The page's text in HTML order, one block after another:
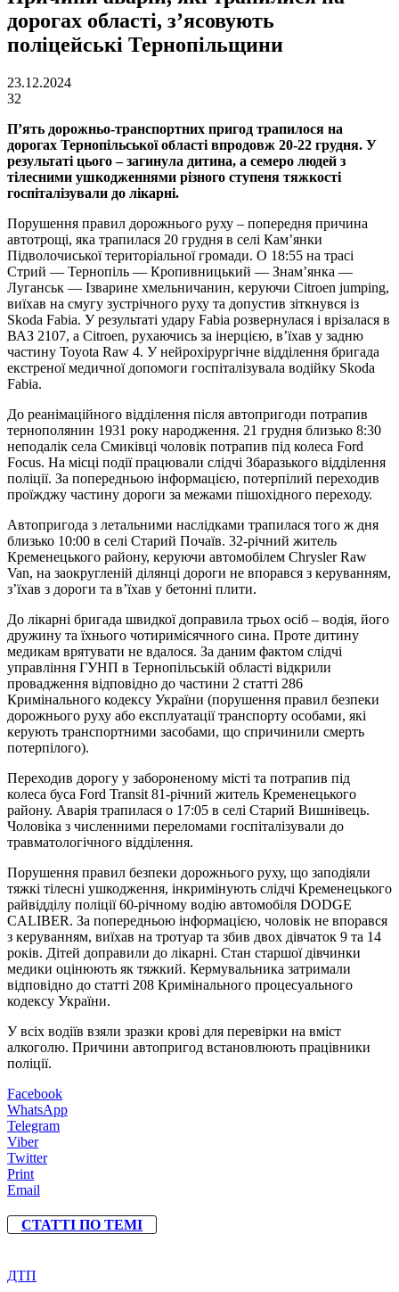
дорогах області, з’ясовують
поліцейські Тернопільщини
23.12.2024
32
П’ять дорожньо-транспортних пригод трапилося на
дорогах Тернопільської області впродовж 20-22 грудня. У
результаті цього – загинула дитина, а семеро людей з
тілесними ушкодженнями різного ступеня тяжкості
госпіталізували до лікарні.
Порушення правил дорожнього руху – попередня причина
автотрощі, яка трапилася 20 грудня в селі Кам’янки
Підволочиської територіальної громади. О 18:55 на трасі
Стрий — Тернопіль — Кропивницький — Знам’янка —
Луганськ — Ізварине хмельничанин, керуючи Citroen jumping,
виїхав на смугу зустрічного руху та допустив зіткнувся із
Skoda Fabia. У результаті удару Fabia розвернулася і врізалася в
ВАЗ 2107, а Citroen, рухаючись за інерцією, в’їхав у задню
частину Toyota Raw 4. У нейрохірургічне відділення бригада
екстреної медичної допомоги госпіталізувала водійку Skoda
Fabia.
До реанімаційного відділення після автопригоди потрапив
тернополянин 1931 року народження. 21 грудня близько 8:30
неподалік села Смиківці чоловік потрапив під колеса Ford
Focus. На місці події працювали слідчі Збаразького відділення
поліції. За попередньою інформацією, потерпілий переходив
проїжджу частину дороги за межами пішохідного переходу.
Автопригода з летальними наслідками трапилася того ж дня
близько 10:00 в селі Старий Почаїв. 32-річний житель
Кременецького району, керуючи автомобілем Chrysler Raw
Van, на заокругленій ділянці дороги не впорався з керуванням,
з’їхав з дороги та в’їхав у бетонні плити.
До лікарні бригада швидкої доправила трьох осіб – водія, його
дружину та їхнього чотиримісячного сина. Проте дитину
медикам врятувати не вдалося. За даним фактом слідчі
управління ГУНП в Тернопільській області відкрили
провадження відповідно до частини 2 статті 286
Кримінального кодексу України (порушення правил безпеки
дорожнього руху або експлуатації транспорту особами, які
керують транспортними засобами, що спричинили смерть
потерпілого).
Переходив дорогу у забороненому місті та потрапив під
колеса буса Ford Transit 81-річний житель Кременецького
району. Аварія трапилася о 17:05 в селі Старий Вишнівець.
Чоловіка з численними переломами госпіталізували до
травматологічного відділення.
Порушення правил безпеки дорожнього руху, що заподіяли
тяжкі тілесні ушкодження, інкримінують слідчі Кременецького
райвідділу поліції 60-річному водію автомобіля DODGE
CALIBER. За попередньою інформацією, чоловік не впорався
з керуванням, виїхав на тротуар та збив двох дівчаток 9 та 14
років. Дітей доправили до лікарні. Стан старшої дівчинки
медики оцінюють як тяжкий. Кермувальника затримали
відповідно до статті 208 Кримінального процесуального
кодексу України.
У всіх водіїв взяли зразки крові для перевірки на вміст
алкоголю. Причини автопригод встановлюють працівники
поліції.
Facebook
WhatsApp
Telegram
Viber
Twitter
Print
Email
СТАТТІ ПО ТЕМІ
ДТП